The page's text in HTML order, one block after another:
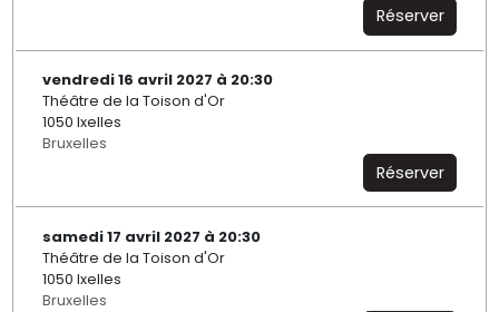
Réserver
vendredi 16 avril 2027 à 20:30
Théâtre de la Toison d'Or
1050 Ixelles
Bruxelles
Réserver
samedi 17 avril 2027 à 20:30
Théâtre de la Toison d'Or
1050 Ixelles
Bruxelles